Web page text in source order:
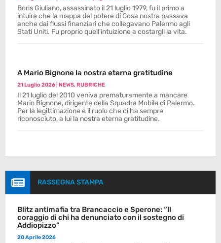
Boris Giuliano, assassinato il 21 luglio 1979, fu il primo a
intuire che la mappa del potere di Cosa nostra passava
anche dai flussi finanziari che collegavano Palermo agli
Stati Uniti. Fu proprio quell’intuizione a costargli la vita.
A Mario Bignone la nostra eterna gratitudine
21 Luglio 2026 |NEWS,RUBRICHE
Il 21 luglio del 2010 veniva prematuramente a mancare
Mario Bignone, dirigente della Squadra Mobile di Palermo.
Per la legittimazione e il ruolo che ci ha sempre
riconosciuto, a lui la nostra eterna gratitudine.
 RASSEGNA STAMPA
Blitz antimafia tra Brancaccio e Sperone: “Il
coraggio di chi ha denunciato con il sostegno di
Addiopizzo”
20 Aprile 2026